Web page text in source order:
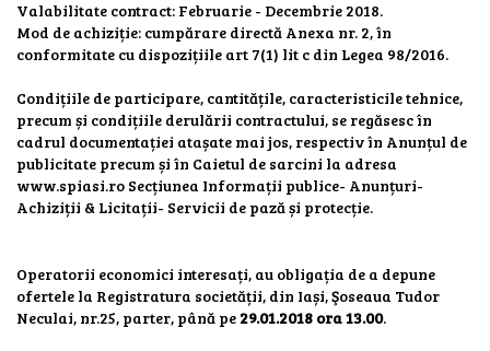
Valabilitate contract: Februarie - Decembrie 2018.
Mod de achiziție: cumpărare directă Anexa nr. 2, în
conformitate cu dispozițiile art 7(1) lit c din Legea 98/2016.
Condițiile de participare, cantitățile, caracteristicile tehnice,
precum și condițiile derulării contractului, se regăsesc în
cadrul documentației atașate mai jos, respectiv în Anunțul de
publicitate precum și în Caietul de sarcini la adresa
www.spiasi.ro Secțiunea Informații publice- Anunțuri-
Achiziții & Licitații- Servicii de pază și protecție.
Operatorii economici interesați, au obligația de a depune
ofertele la Registratura societății, din Iași, Şoseaua Tudor
Neculai, nr.25, parter, până pe 29.01.2018 ora 13.00.